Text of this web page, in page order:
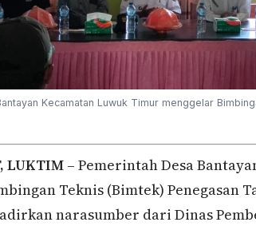
Kecamatan Luwuk Timur menggelar
LUKTIM – Pemerintah Desa
Teknis (Bimtek) Penegasan
narasumber dari Dinas